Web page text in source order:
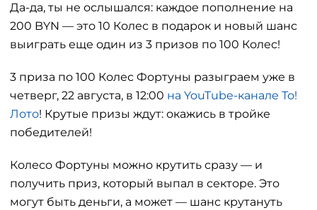
Да-да, ты не ослышался: каждое пополнение на
200 BYN — это 10 Колес в подарок и новый шанс
выиграть еще один из 3 призов по 100 Колес!
3 приза по 100 Колес Фортуны разыграем уже в
четверг, 22 августа, в 12:00 на YouTube-канале То!
Лото! Крутые призы ждут: окажись в тройке
победителей!
Колесо Фортуны можно крутить сразу — и
получить приз, который выпал в секторе. Это
могут быть деньги, а может — шанс крутануть